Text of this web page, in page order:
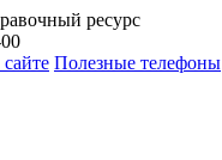
ресурс
Полезные телефоны